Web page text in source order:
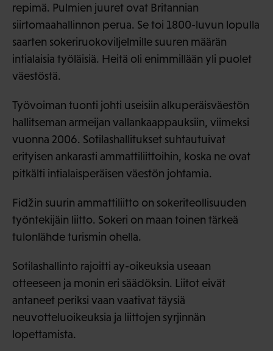
repimä. Pulmien juuret ovat Britannian
siirtomaahallinnon perua. Se toi 1800-luvun lopulla
saarten sokeriruokoviljelmille suuren määrän
intialaisia työläisiä. Heitä oli enimmillään yli puolet
väestöstä.
Työvoiman tuonti johti useisiin alkuperäisväestön
hallitseman armeijan vallankaappauksiin, viimeksi
vuonna 2006. Sotilashallitukset suhtautuivat
erityisen ankarasti ammattiliittoihin, koska ne ovat
pitkälti intialaisperäisen väestön johtamia.
Fidžin suurin ammattiliitto on sokeriteollisuuden
työntekijäin liitto. Sokeri on maan toinen tärkeä
tulonlähde turismin ohella.
Sotilashallinto rajoitti ay-oikeuksia useaan
otteeseen ja monin eri säädöksin. Liitot eivät
antaneet periksi vaan vaativat täysiä
neuvotteluoikeuksia ja liittojen syrjinnän
lopettamista.